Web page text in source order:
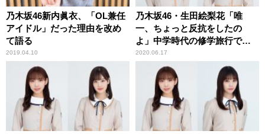
乃木坂46新内眞衣、「OL兼任
アイドル」だった理由を改め
て語る
2019.04.10
乃木坂46・生田絵梨花「唯
一、ちょっと反抗をしたの
よ」中学時代の修学旅行で
の“サボり”を告白
2020.06.17